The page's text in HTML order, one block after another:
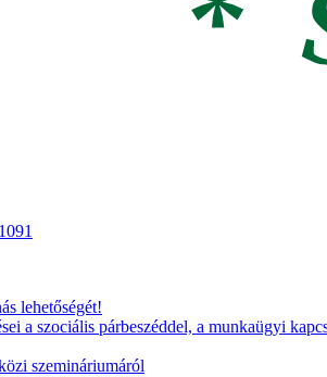
lehetőségét!
a szociális párbeszéddel, a munkaügyi
szemináriumáról